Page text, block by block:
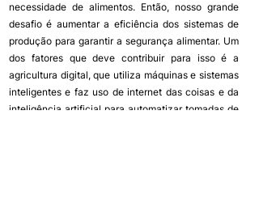
necessidade de alimentos. Então, nosso grande
desafio é aumentar a eficiência dos sistemas de
produção para garantir a segurança alimentar. Um
dos fatores que deve contribuir para isso é a
agricultura digital, que utiliza máquinas e sistemas
inteligentes e faz uso de internet das coisas e da
inteligência artificial para automatizar tomadas de